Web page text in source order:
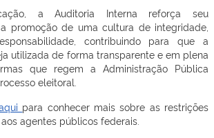
a Auditoria Interna reforça seu
promoção de uma cultura de integridade,
contribuindo para que a
utilizada de forma transparente e em plena
que regem a Administração Pública
eleitoral.
para conhecer mais sobre as restrições
agentes públicos federais.